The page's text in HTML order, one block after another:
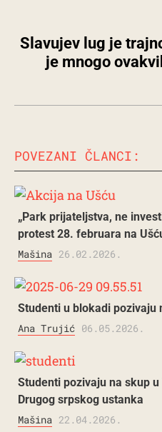
Slavujev lug je
je mnogo
POVEZANI ČLANCI:
„Park prijateljstva, ne
protest 28. februara na
Mašina 26.02.2026.
Studenti u blokadi pozivaju
Ana Trujić 06.05.2026.
Studenti pozivaju na skup
Drugog srpskog ustanka
Mašina 22.04.2026.